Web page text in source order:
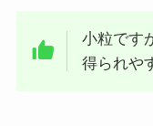
小粒です
得られや